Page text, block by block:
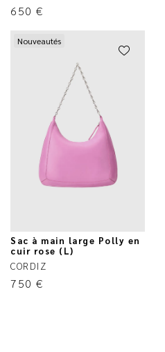
650 €
Nouveautés
Sac à main large Polly en
cuir rose (L)
CORDIZ
750 €